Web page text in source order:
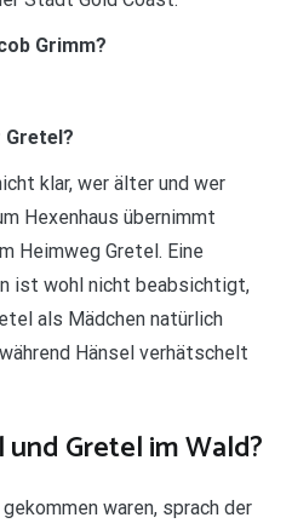
Grimm?
Gretel?
klar, wer älter und wer
Hexenhaus übernimmt
Heimweg Gretel. Eine
ist wohl nicht beabsichtigt,
als Mädchen natürlich
Hänsel verhätschelt
Gretel im Wald?
waren, sprach der